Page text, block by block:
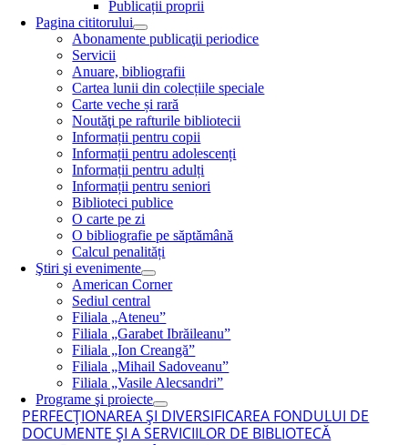
Publicații proprii
Pagina cititorului
Abonamente publicaţii periodice
Servicii
Anuare, bibliografii
Cartea lunii din colecțiile speciale
Carte veche și rară
Noutăţi pe rafturile bibliotecii
Informații pentru copii
Informații pentru adolescenți
Informații pentru adulți
Informații pentru seniori
Biblioteci publice
O carte pe zi
O bibliografie pe săptămână
Calcul penalități
Ştiri şi evenimente
American Corner
Sediul central
Filiala „Ateneu”
Filiala „Garabet Ibrăileanu”
Filiala „Ion Creangă”
Filiala „Mihail Sadoveanu”
Filiala „Vasile Alecsandri”
Programe şi proiecte
PERFECŢIONAREA ŞI DIVERSIFICAREA FONDULUI DE
DOCUMENTE ŞI A SERVICIILOR DE BIBLIOTECĂ